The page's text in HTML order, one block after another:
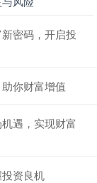
密码，开启投
你财富增值
遇，实现财富
资良机